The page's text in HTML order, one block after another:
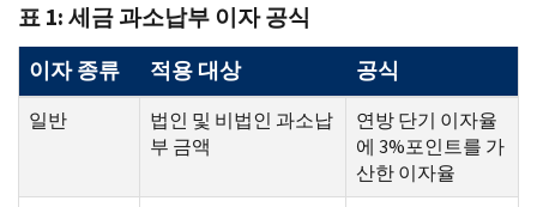
표 1: 세금 과소납부 이자 공식
이자 종류 적용 대상 공식
일반
법인 및 비법인 과소납
부 금액
연방 단기 이자율
에 3%포인트를 가
산한 이자율